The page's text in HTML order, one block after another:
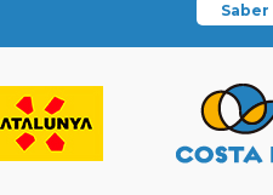
Saber